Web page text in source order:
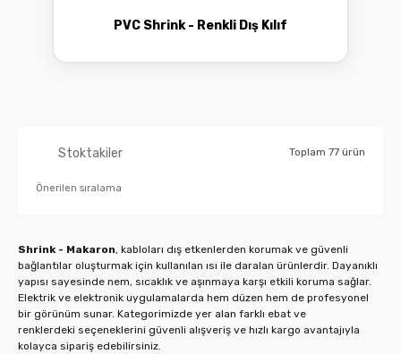
PVC Shrink - Renkli Dış Kılıf
Stoktakiler Toplam 77 ürün
Shrink - Makaron, kabloları dış etkenlerden korumak ve güvenli
bağlantılar oluşturmak için kullanılan ısı ile daralan ürünlerdir. Dayanıklı
yapısı sayesinde nem, sıcaklık ve aşınmaya karşı etkili koruma sağlar.
Elektrik ve elektronik uygulamalarda hem düzen hem de profesyonel
bir görünüm sunar. Kategorimizde yer alan farklı ebat ve
renklerdeki seçeneklerini güvenli alışveriş ve hızlı kargo avantajıyla
kolayca sipariş edebilirsiniz.